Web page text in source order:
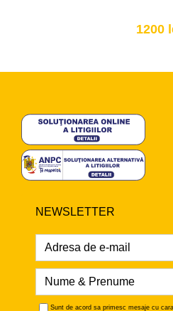
1200
NEWSLETTER
Sunt de acord sa primesc mesaje cu